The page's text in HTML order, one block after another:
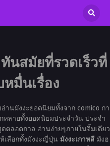
นสมัยที่รวดเร็วที่
มื่นเรื่อง
านมังงะยอดนิยมทั้งจาก comico กา
หลายทั้งยอดนิยมประจำวัน ประจำ
ตลอดกาล อ่านง่ายๆภายในจิ้มเดียว
เลือกทั้งมังงะญี่ปุ่น มังงะเกาหลีมังฮ